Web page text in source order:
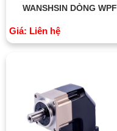
WANSHSIN DÒNG WPF
Giá: Liên hệ